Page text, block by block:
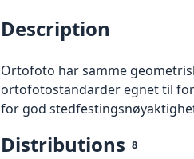
Description
Ortofoto har samme
ortofotostandarder egnet til
for god
Distributions 8